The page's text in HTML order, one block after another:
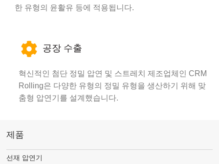
한 유형의 윤활유 등에 적용됩니다.
공장 수출
혁신적인 첨단 정밀 압연 및 스트레치 제조업체인 CRM
Rolling은 다양한 유형의 정밀 유형을 생산하기 위해 맞
춤형 압연기를 설계했습니다.
제품
선재 압연기